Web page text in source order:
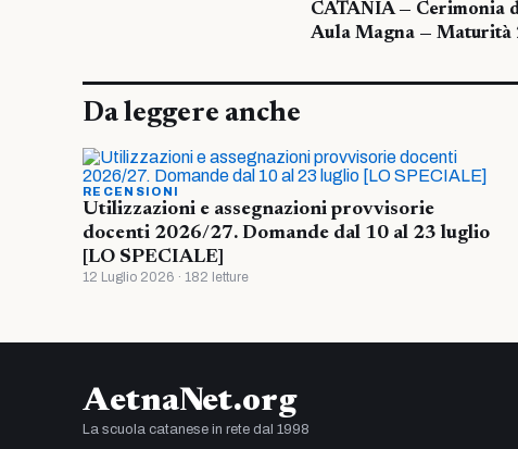
CATANIA — Cerimonia
Aula Magna — Maturità
Da leggere anche
RECENSIONI
Utilizzazioni e assegnazioni provvisorie
docenti 2026/27. Domande dal 10 al 23 luglio
[LO SPECIALE]
12 Luglio 2026 · 182 letture
AetnaNet.org
La scuola catanese in rete dal 1998